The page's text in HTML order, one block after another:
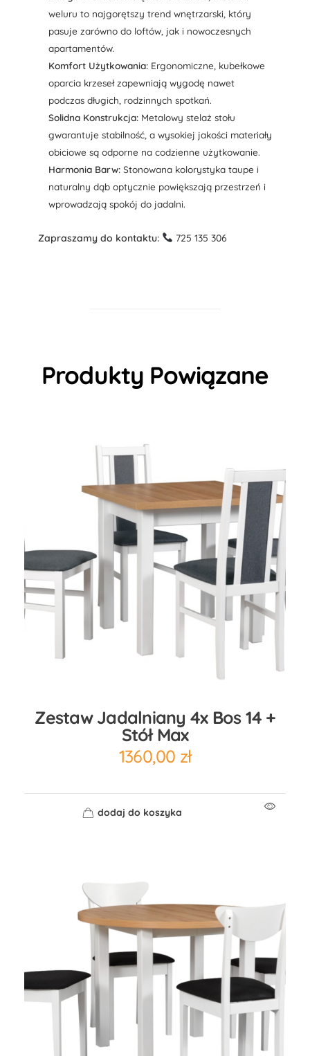
weluru to najgorętszy trend wnętrzarski, który
pasuje zarówno do loftów, jak i nowoczesnych
apartamentów.
Komfort Użytkowania:Ergonomiczne, kubełkowe
oparcia krzeseł zapewniają wygodę nawet
podczas długich, rodzinnych spotkań.
Solidna Konstrukcja:Metalowy stelaż stołu
gwarantuje stabilność, a wysokiej jakości materiały
obiciowe są odporne na codzienne użytkowanie.
Harmonia Barw:Stonowana kolorystyka taupe i
naturalny dąb optycznie powiększają przestrzeń i
wprowadzają spokój do jadalni.
Zapraszamy do kontaktu: 725 135 306
Produkty Powiązane
Zestaw Jadalniany 4x Bos 14 +
Stół Max
1360,00 zł
dodaj do koszyka